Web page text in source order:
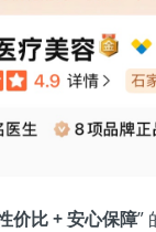
价比 + 安心保障”